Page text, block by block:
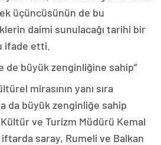
üçüncüsünün de bu
daimi sunulacağı tarihi bir
ifade etti.
de büyük zenginliğine sahip”
mirasının yanı sıra
da büyük zenginliğe sahip
ve Turizm Müdürü Kemal
saray, Rumeli ve Balkan